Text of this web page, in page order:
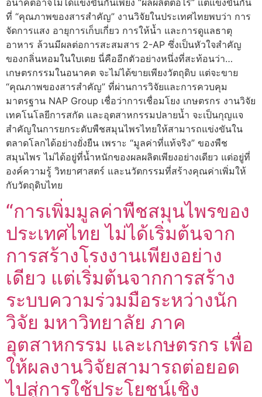
ที่ “คุณภาพของสารสำคัญ” งานวิจัยในประเทศไทยพบว่า การ
จัดการแสง อายุการเก็บเกี่ยว การให้น้ำ และการดูแลธาตุ
อาหาร ล้วนมีผลต่อการสะสมสาร 2-AP ซึ่งเป็นหัวใจสำคัญ
ของกลิ่นหอมในใบเตย นี่คืออีกตัวอย่างหนึ่งที่สะท้อนว่า…
เกษตรกรรมในอนาคต จะไม่ได้ขายเพียงวัตถุดิบ แต่จะขาย
“คุณภาพของสารสำคัญ” ที่ผ่านการวิจัยและการควบคุม
มาตรฐาน NAP Group เชื่อว่าการเชื่อมโยง เกษตรกร งานวิจัย
เทคโนโลยีการสกัด และอุตสาหกรรมปลายน้ำ จะเป็นกุญแจ
สำคัญในการยกระดับพืชสมุนไพรไทยให้สามารถแข่งขันใน
ตลาดโลกได้อย่างยั่งยืน เพราะ “มูลค่าที่แท้จริง” ของพืช
สมุนไพร ไม่ได้อยู่ที่น้ำหนักของผลผลิตเพียงอย่างเดียว แต่อยู่ที่
องค์ความรู้ วิทยาศาสตร์ และนวัตกรรมที่สร้างคุณค่าเพิ่มให้
กับวัตถุดิบไทย
“การเพิ่มมูลค่าพืชสมุนไพรของ
ประเทศไทย ไม่ได้เริ่มต้นจาก
การสร้างโรงงานเพียงอย่าง
เดียว แต่เริ่มต้นจากการสร้าง
ระบบความร่วมมือระหว่างนัก
วิจัย มหาวิทยาลัย ภาค
อุตสาหกรรม และเกษตรกร เพื่อ
ให้ผลงานวิจัยสามารถต่อยอด
ไปสู่การใช้ประโยชน์เชิง